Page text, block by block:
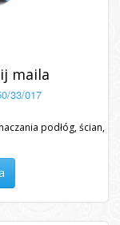
maila
33/017
podłóg, ścian,